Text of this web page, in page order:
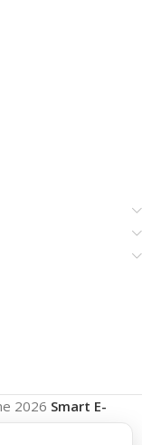
2026 Smart E-